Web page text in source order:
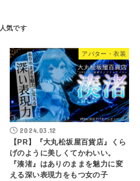
アバター・衣装
2024.03.12
【PR】『大丸松坂屋百貨店』くら
げのように美しくてかわいい。
『湊渚』はありのままを魅力に変
える深い表現力をもつ女の子